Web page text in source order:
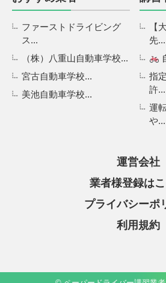
ファーストドライビング
ス...
（株）八重山自動車学校...
宮古自動車学校...
美池自動車学校...
【
先...
指
許...
運
や...
運営会社
業者様登録は
プライバシーポ
利用規約